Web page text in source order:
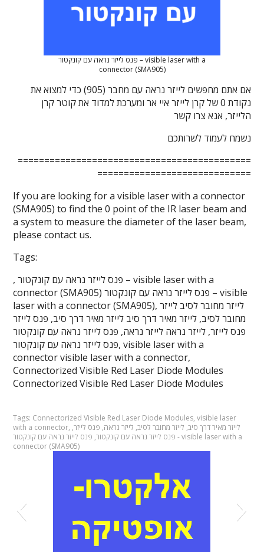
פנס לייזר נראה עם קונקטור – visible laser with a
connector (SMA905)
אם אתם מחפשים לייזר נראה עם מחבר (905) כדי למצוא את
נקודת 0 של קרן לייזר איי אר ומערכת למדוד את קוטר קרן
הלייזר, אנא צרו קשר
נשמח לעמוד לשרותכם
============================================
=============================
If you are looking for a visible laser with a connector
(SMA905) to find the 0 point of the IR laser beam and
a system to measure the diameter of the laser beam,
please contact us.
Tags:
, פנס לייזר נראה עם קונקטור – visible laser with a
connector (SMA905) פנס לייזר נראה עם קונקטור – visible
laser with a connector (SMA905), לייזר מחובר לסיב לייזר
מחובר לסיב, לייזר מאיר דרך סיב לייזר מאיר דרך סיב, פנס לייזר
פנס לייזר, לייזר נראה לייזר נראה, פנס לייזר נראה עם קונקטור
פנס לייזר נראה עם קונקטור, visible laser with a
connector visible laser with a connector,
Connectorized Visible Red Laser Diode Modules
Connectorized Visible Red Laser Diode Modules
Tags: Connectorized Visible Red Laser Diode Modules,visible laser
with a connector, לייזר מאיר דרך סיב, לייזר מחובר לסיב, לייזר נראה, פנס לייזר,
פנס לייזר נראה עם קונקטור, פנס לייזר נראה עם קונקטור - visible laser with a
connector (SMA905)